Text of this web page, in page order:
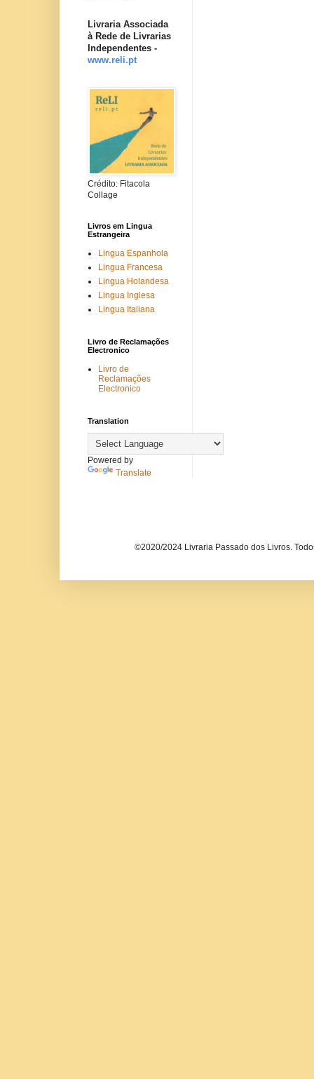
Livraria Associada
à Rede de Livrarias
Independentes -
www.reli.pt
Crédito: Fitacola
Collage
Livros em Lingua
Estrangeira
Lingua Espanhola
Lingua Francesa
Lingua Holandesa
Lingua Inglesa
Lingua Italiana
Livro de Reclamações
Electronico
Livro de
Reclamações
Electronico
Translation
Powered by
Translate
©2020/2024 Livraria Passado dos Livros.